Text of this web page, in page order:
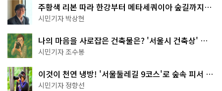
주황색 리본 따라 한강부터 메타세쿼이아 숲길까지…
서울둘레길 15코스
시민기자 박상현
나의 마음을 사로잡은 건축물은? '서울시 건축상' 수
상작 공개!
시민기자 조수봉
이것이 천연 냉방! '서울둘레길 9코스'로 숲속 피서 떠
나볼까
시민기자 정향선